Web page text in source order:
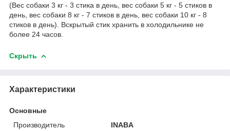
(Вес собаки 3 кг - 3 стика в день, вес собаки 5 кг - 5 стиков в
день, вес собаки 8 кг - 7 стиков в день, вес собаки 10 кг - 8
стиков в день). Вскрытый стик хранить в холодильнике не
более 24 часов.
Скрыть
Характеристики
Основные
Производитель
INABA